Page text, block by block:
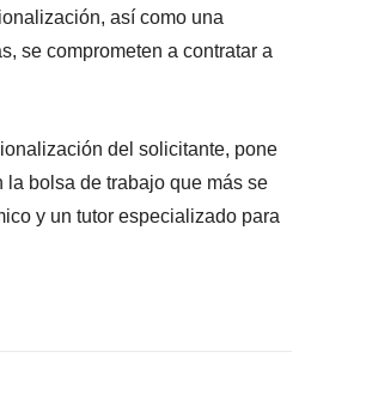
así como una
se comprometen a contratar a
del solicitante, pone
bolsa de trabajo que más se
y un tutor especializado para